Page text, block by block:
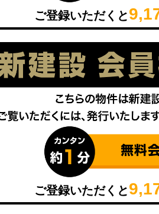
ご登録いただくと
ご登録いただくと